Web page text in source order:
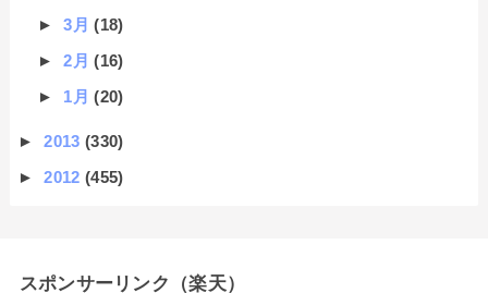
►3月(18)
►2月(16)
► 1月(20)
►2013(330)
►2012(455)
スポンサーリンク（楽天）